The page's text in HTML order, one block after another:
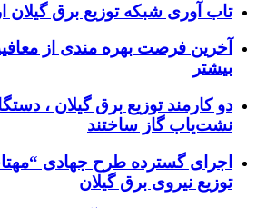
تاب آوری شبکه توزیع برق گیلان
آخرین فرصت بهره مندی از
بیشتر
دو کارمند توزیع برق گیلان ،
نشت‌یاب گاز ساختند
اجرای گسترده طرح جهادی
توزیع نیروی برق گیلان